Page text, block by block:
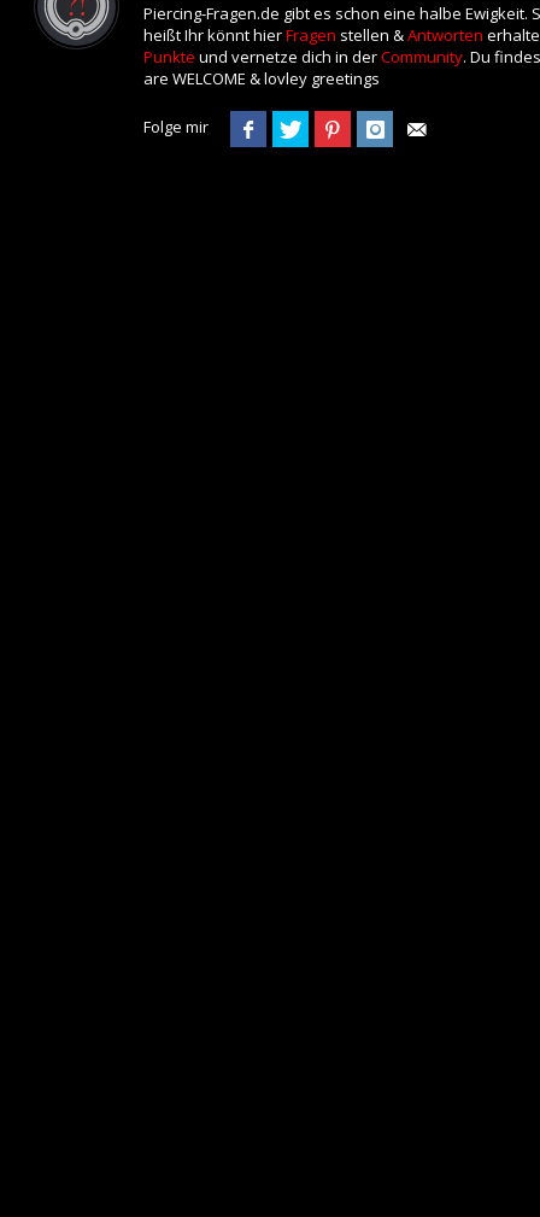
Piercing-Fragen.de gibt es schon eine halbe
heißt Ihr könnt hierFragen stellen &Antworten
Punkte und vernetze dich in derCommunity. Du
are WELCOME & lovley greetings
Folge mir